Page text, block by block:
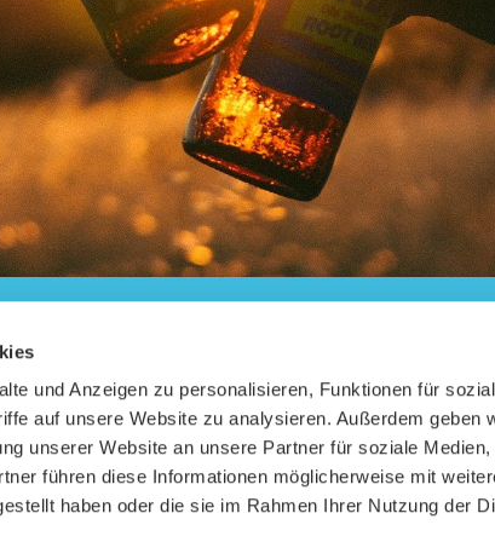
und Anzeigen zu personalisieren, Funktionen für
auf unsere Website zu analysieren. Außerdem geben
unserer Website an unsere Partner für soziale Medien,
führen diese Informationen möglicherweise mit
haben oder die sie im Rahmen Ihrer Nutzung der
ÜBER NORRLOG
PREISE UND
KONDITIONEN